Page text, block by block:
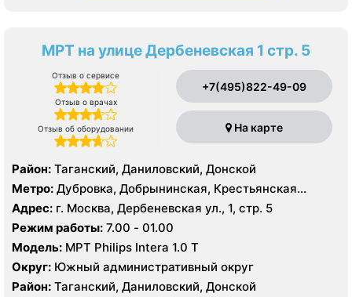
МРТ на улице Дербеневская 1 стр. 5
Отзыв о сервисе
Отзыв о врачах
Отзыв об оборудовании
+7(495)822-49-09
На карте
Район: Таганский, Даниловский, Донской
Метро: Дубровка, Добрынинская, Крестьянская
застава, Новокузнецкая, Октябрьская, Павелецкая,
Полянка, Пролетарская, Серпуховская,
Третьяковская, Тульская
Адрес: г. Москва, Дербеневская ул., 1, стр. 5
Режим работы: 7.00 - 01.00
Модель: МРТ Philips Intera 1.0 Т
Округ: Южный административный округ
Район: Таганский, Даниловский, Донской